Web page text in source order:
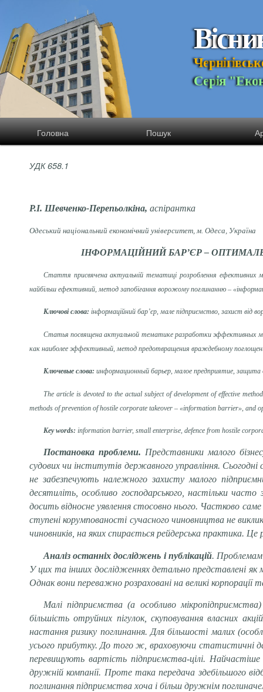
Вісни
Чернігівськ
Серія "Еко
Головна Пошук
УДК 658.1
Р.І. Шевченко-Перепьолкіна, аспірантка
Одеський національний економічний університет, м. Одеса, Україна
ІНФОРМАЦІЙНИЙ БАР’ЄР –
Стаття присвячена актуальній тематиці розроблення ефективних
найбільш ефективний, метод запобігання ворожому поглинанню –
Ключові слова: інформаційний бар’єр, мале підприємство, захист від
Статья посвящена актуальной тематике разработки эффективных
как наиболее эффективный , метод предотвращения враждебному
Ключевые слова: информационный барьер, малое предприятие,
The article is devoted to the actual subject of development of effective
methods of prevention of hostile corporate takeover – «information barrier», and
Key words: information barrier, small enterprise, defence from hostile
Постановка проблеми. Представники малого
судових чи інститутів державного управління.
не забезпечують належного захисту малого
десятиліть, особливо господарського, настільки часто
досить відносне уявлення стосовно нього. Частково
ступені корумпованості сучасного чиновництва не
чиновників, на яких спирається рейдерська практика.
Аналіз останніх досліджень і публікацій. Проблемам
У цих та інших дослідженнях детально представлені як
Однак вони переважно розраховані на великі корпорації
Малі підприємства (а особливо
більшість отруйних пігулок, скуповування власних
настання ризику поглинання. Для більшості малих
усього прибутку. До того ж, враховуючи статистичні
перевищують вартість підприємства-цілі. Найчастіше
дружній компанії. Проте така передача здебільшого
поглинання підприємства хоча і більш дружнім